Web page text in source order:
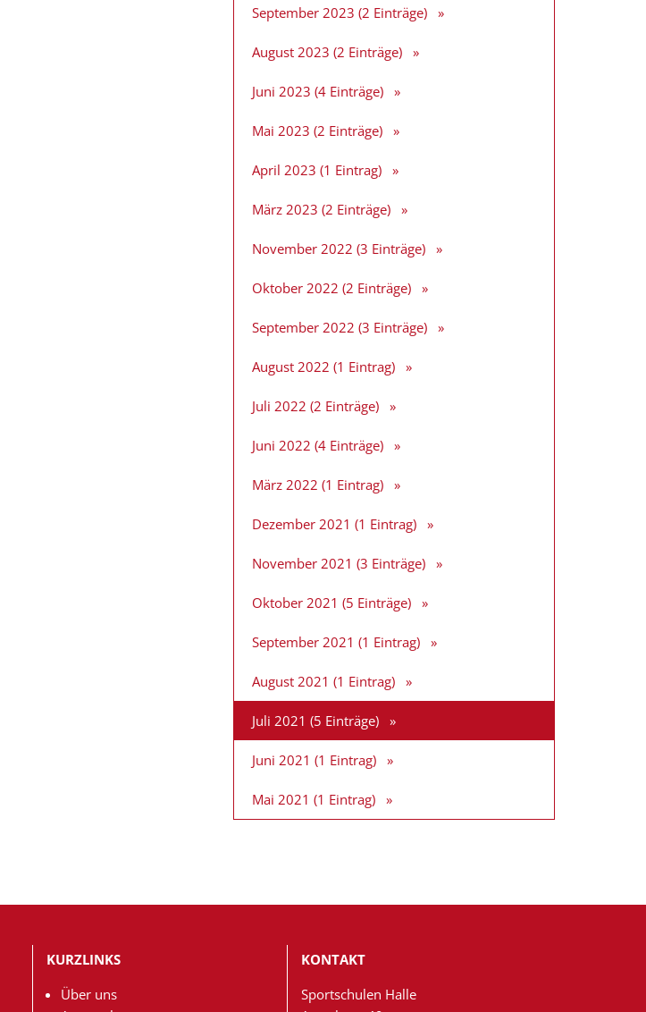
September 2023 (2 Einträge)
August 2023 (2 Einträge)
Juni 2023 (4 Einträge)
Mai 2023 (2 Einträge)
April 2023 (1 Eintrag)
März 2023 (2 Einträge)
November 2022 (3 Einträge)
Oktober 2022 (2 Einträge)
September 2022 (3 Einträge)
August 2022 (1 Eintrag)
Juli 2022 (2 Einträge)
Juni 2022 (4 Einträge)
März 2022 (1 Eintrag)
Dezember 2021 (1 Eintrag)
November 2021 (3 Einträge)
Oktober 2021 (5 Einträge)
September 2021 (1 Eintrag)
August 2021 (1 Eintrag)
Juli 2021 (5 Einträge)
Juni 2021 (1 Eintrag)
Mai 2021 (1 Eintrag)
KURZLINKS
Über uns
KONTAKT
Sportschulen Halle